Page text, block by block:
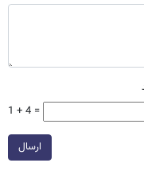
1 + 4 =
ارسال